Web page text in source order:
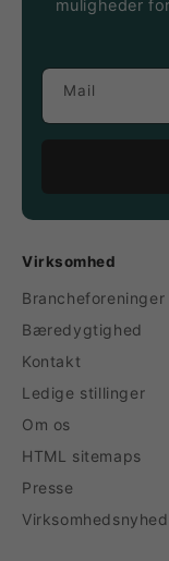
muligheder
Mail
Virksomhed
Brancheforeninger
Bæredygtighed
Kontakt
Ledige stillinger
Om os
HTML sitemaps
Presse